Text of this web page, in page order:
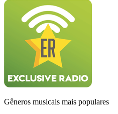
Gêneros musicais mais populares